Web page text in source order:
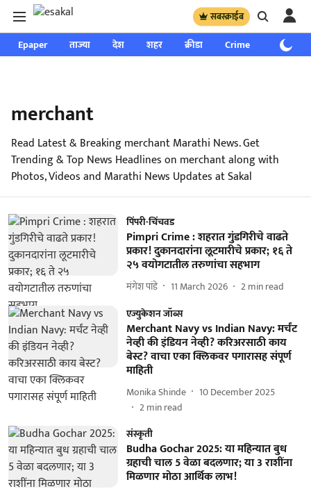
सबस्क्राईब
Epaper ताज्या देश शहर क्रीडा Crime साप्ताहिक
merchant
Read Latest & Breaking merchant Marathi News. Get
Trending & Top News Headlines on merchant along with
Photos, Videos and Marathi News Updates at Sakal
पिंपरी-चिंचवड
Pimpri Crime : शहरात गुंडगिरीचे वाढते
प्रकार! दुकानदारांना लूटमारीचे प्रकार; १६ ते
२५ वयोगटातील तरुणांचा सहभाग
मंगेश पांडे 11 March 2026 2min read
एज्युकेशन जॉब्स
Merchant Navy vs Indian Navy: मर्चंट
नेव्ही की इंडियन नेव्ही? करिअरसाठी काय
बेस्ट? वाचा एका क्लिकवर पगारासह संपूर्ण
माहिती
Monika Shinde
10 December 2025
2min read
संस्कृती
Budha Gochar 2025: या महिन्यात बुध
ग्रहाची चाल 5 वेळा बदलणार; या 3 राशींना
मिळणार मोठा आर्थिक लाभ!